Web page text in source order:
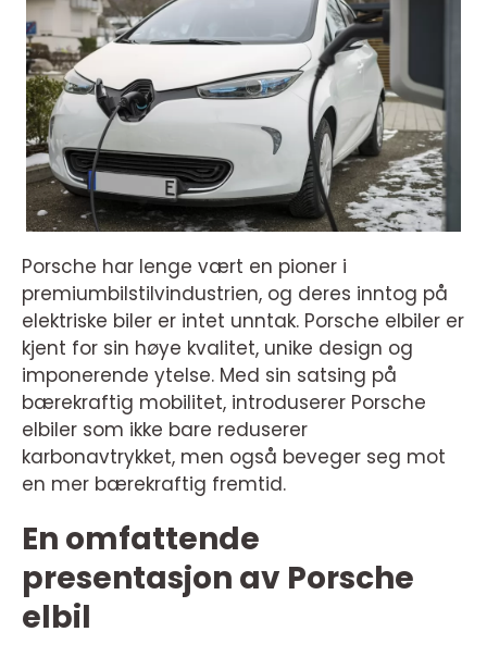
Porsche har lenge vært en pioner i
premiumbilstilvindustrien, og deres inntog på
elektriske biler er intet unntak. Porsche elbiler er
kjent for sin høye kvalitet, unike design og
imponerende ytelse. Med sin satsing på
bærekraftig mobilitet, introduserer Porsche
elbiler som ikke bare reduserer
karbonavtrykket, men også beveger seg mot
en mer bærekraftig fremtid.
En omfattende
presentasjon av Porsche
elbil